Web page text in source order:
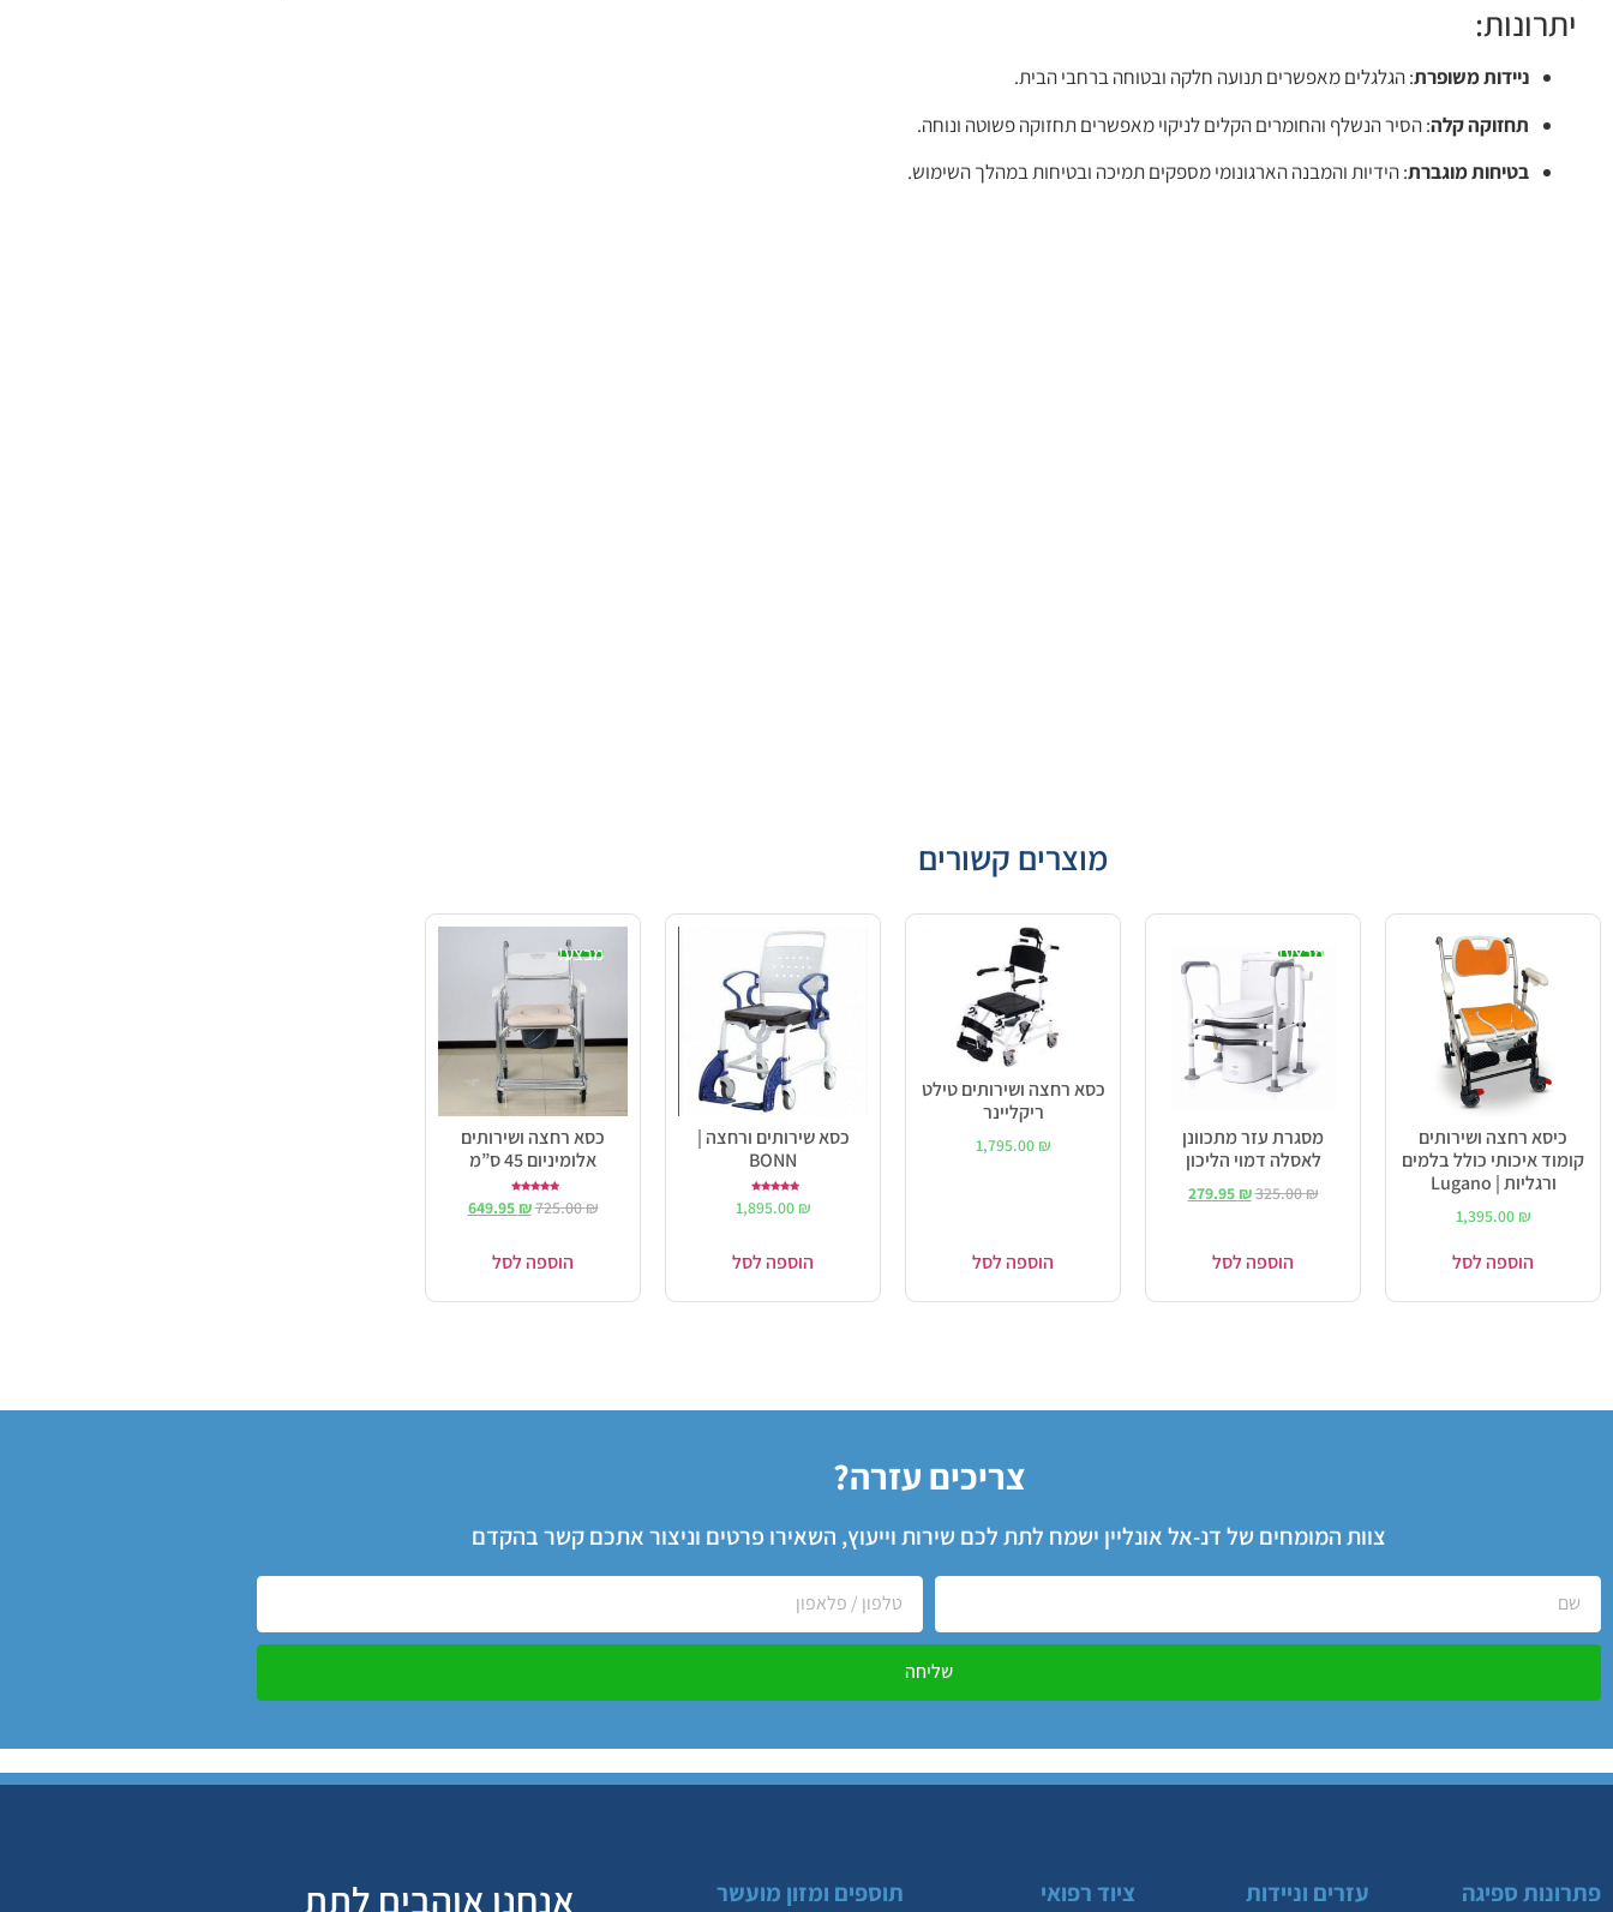
יתרונות:
ניידות משופרת: הגלגלים מאפשרים תנועה חלקה ובטוחה ברחבי הבית.
תחזוקה קלה: הסיר הנשלף והחומרים הקלים לניקוי מאפשרים תחזוקה פשוטה ונוחה.
בטיחות מוגברת: הידיות והמבנה הארגונומי מספקים תמיכה ובטיחות במהלך השימוש.
מוצרים קשורים
כיסא רחצה ושירותים
קומוד איכותי כולל בלמים
ורגליות | Lugano
1,395.00 ₪
הוספה לסל
מבצע!
מסגרת עזר מתכוונן
לאסלה דמוי הליכון
325.00₪
279.95₪
הוספה לסל
כסא רחצה ושירותים טילט
ריקליינר
1,795.00 ₪
הוספה לסל
כסא שירותים ורחצה |
BONN
5.00
1,895.00 ₪
הוספה לסל
מבצע!
כסא רחצה ושירותים
אלומיניום 45 ס”מ
5.00
מתוך 5
725.00₪
649.95₪
הוספה לסל
צריכים עזרה?
צוות המומחים של דנ-אל אונליין ישמח לתת לכם שירות וייעוץ, השאירו פרטים וניצור אתכם קשר בהקדם
שליחה
פתרונות ספיגה עזרים וניידות ציוד רפואי תוספים ומזון מועשר אנחנו אוהבים לתת